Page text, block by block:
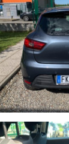
EFFETTIVO.